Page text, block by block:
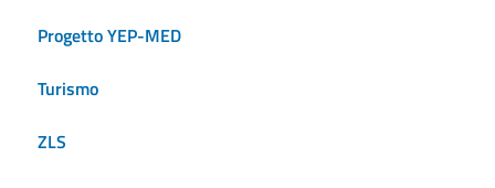
Progetto YEP-MED
Turismo
ZLS